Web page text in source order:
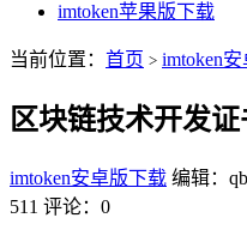
imtoken苹果版下载
当前位置： 首页 > imtoken
区块链技术开发
imtoken安卓版下载 编辑：
511 评论：0